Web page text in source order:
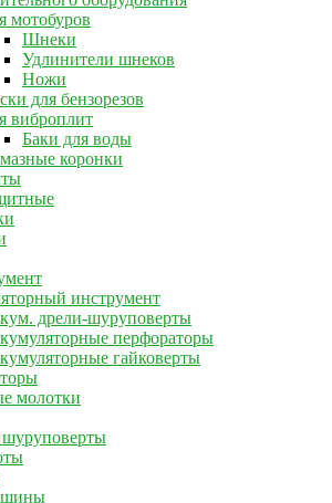
мотобуров
Шнеки
Удлинители шнеков
Ножи
для бензорезов
виброплит
Баки для воды
коронки
инструмент
дрели-шуруповерты
перфораторы
гайковерты
молотки